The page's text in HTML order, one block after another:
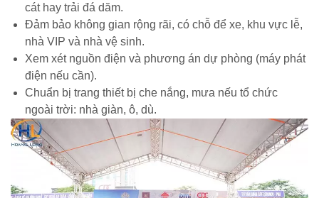
cát hay trải đá dăm.
Đảm bảo không gian rộng rãi, có chỗ để xe, khu vực lễ,
nhà VIP và nhà vệ sinh.
Xem xét nguồn điện và phương án dự phòng (máy phát
điện nếu cần).
Chuẩn bị trang thiết bị che nắng, mưa nếu tổ chức
ngoài trời: nhà giàn, ô, dù.